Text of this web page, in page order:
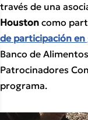
través de una
Houston como
de participación en
Banco de
Patrocinadores
programa.